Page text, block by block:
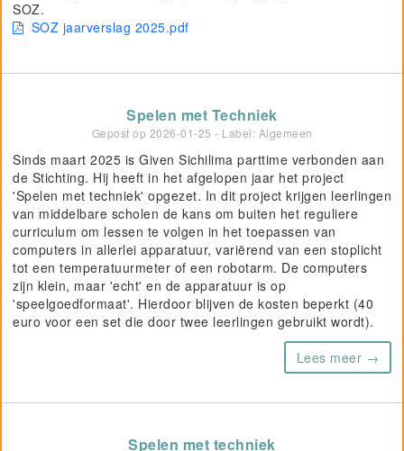
SOZ.
SOZ jaarverslag 2025.pdf
Spelen met Techniek
Gepost op 2026-01-25 - Label: Algemeen
Sinds maart 2025 is Given Sichilima parttime verbonden aan
de Stichting. Hij heeft in het afgelopen jaar het project
'Spelen met techniek' opgezet. In dit project krijgen leerlingen
van middelbare scholen de kans om buiten het reguliere
curriculum om lessen te volgen in het toepassen van
computers in allerlei apparatuur, variërend van een stoplicht
tot een temperatuurmeter of een robotarm. De computers
zijn klein, maar 'echt' en de apparatuur is op
'speelgoedformaat'. Hierdoor blijven de kosten beperkt (40
euro voor een set die door twee leerlingen gebruikt wordt).
Lees meer →
Spelen met techniek